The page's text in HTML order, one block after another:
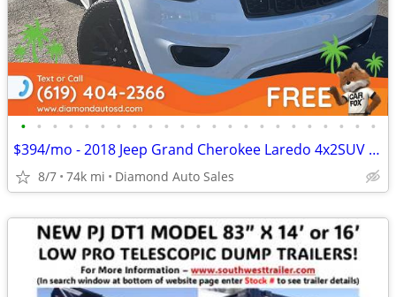
• • • • • • • • • • • • • • • • • • • • • • •
$394/mo - 2018 Jeep Grand Cherokee Laredo 4x2SUV 4 x 2 SUV 4-x-2-SUV
8/7 74k mi Diamond Auto Sales